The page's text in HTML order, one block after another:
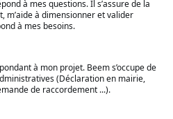
à mes questions. Il s’assure de la
m’aide à dimensionner et valider
à mes besoins.
à mon projet. Beem s’occupe de
(Déclaration en mairie,
de raccordement ...).